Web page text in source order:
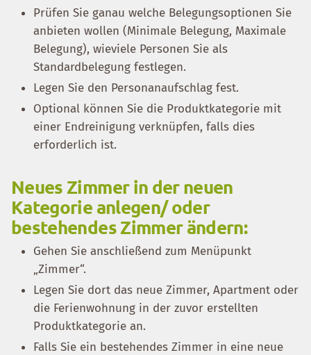
Prüfen Sie ganau welche Belegungsoptionen Sie
anbieten wollen (Minimale Belegung, Maximale
Belegung), wieviele Personen Sie als
Standardbelegung festlegen.
Legen Sie den Personanaufschlag fest.
Optional können Sie die Produktkategorie mit
einer Endreinigung verknüpfen, falls dies
erforderlich ist.
Neues Zimmer in der neuen
Kategorie anlegen/ oder
bestehendes Zimmer ändern:
Gehen Sie anschließend zum Menüpunkt
„Zimmer“.
Legen Sie dort das neue Zimmer, Apartment oder
die Ferienwohnung in der zuvor erstellten
Produktkategorie an.
Falls Sie ein bestehendes Zimmer in eine neue